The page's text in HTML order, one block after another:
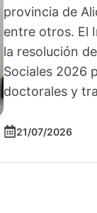
provincia de
entre otros. El
la resolución
Sociales 2026
doctorales y
21/07/2026